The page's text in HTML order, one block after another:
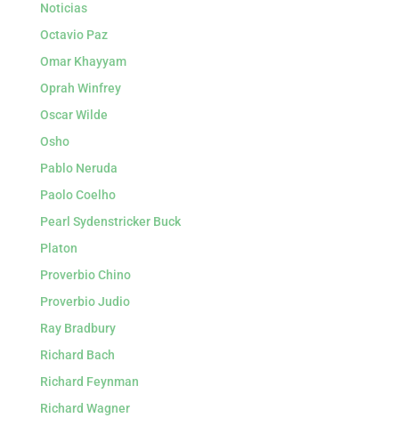
Noticias
Octavio Paz
Omar Khayyam
Oprah Winfrey
Oscar Wilde
Osho
Pablo Neruda
Paolo Coelho
Pearl Sydenstricker Buck
Platon
Proverbio Chino
Proverbio Judio
Ray Bradbury
Richard Bach
Richard Feynman
Richard Wagner